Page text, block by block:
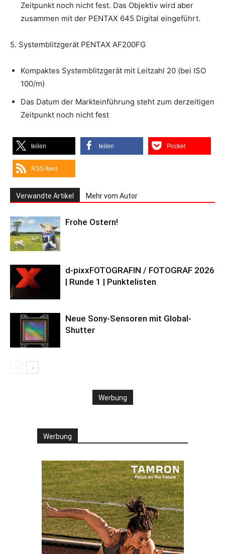
Zeitpunkt noch nicht fest. Das Objektiv wird aber
zusammen mit der PENTAX 645 Digital eingeführt.
5. Systemblitzgerät PENTAX AF200FG
Kompaktes Systemblitzgerät mit Leitzahl 20 (bei ISO
100/m)
Das Datum der Markteinführung steht zum derzeitigen
Zeitpunkt noch nicht fest
teilen teilen Pocket
RSS-feed
Verwandte Artikel Mehr vom Autor
Frohe Ostern!
d-pixxFOTOGRAFIN / FOTOGRAF 2026
| Runde 1 | Punktelisten
Neue Sony-Sensoren mit Global-
Shutter
Werbung
Werbung